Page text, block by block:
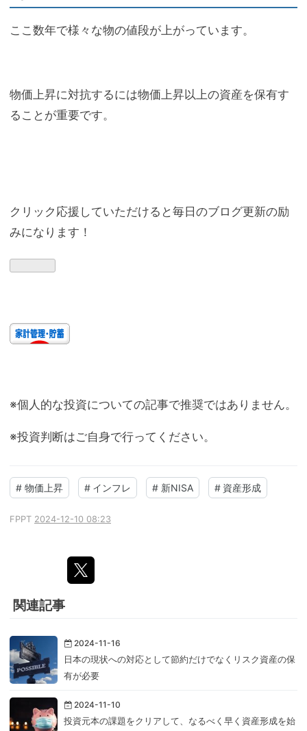
ここ数年で様々な物の値段が上がっています。
物価上昇に対抗するには物価上昇以上の資産を保有す
ることが重要です。
クリック応援していただけると毎日のブログ更新の励
みになります！
※個人的な投資についての記事で推奨ではありません。
※投資判断はご自身で行ってください。
# 物価上昇 # インフレ # 新NISA # 資産形成
FPPT 2024-12-10 08:23
関連記事
2024-11-16
日本の現状への対応として節約だけでなくリスク資産の保
有が必要
2024-11-10
投資元本の課題をクリアして、なるべく早く資産形成を始